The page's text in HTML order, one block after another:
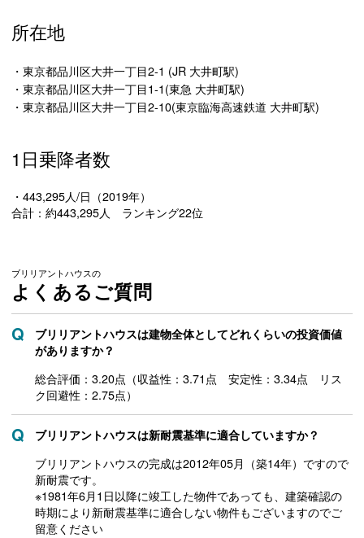
所在地
・東京都品川区大井一丁目2-1 (JR 大井町駅)
・東京都品川区大井一丁目1-1(東急 大井町駅)
・東京都品川区大井一丁目2-10(東京臨海高速鉄道 大井町駅)
1日乗降者数
・443,295人/日（2019年）
合計：約443,295人 ランキング22位
ブリリアントハウスの
よくあるご質問
ブリリアントハウスは建物全体としてどれくらいの投資価値
がありますか？
総合評価：3.20点（収益性：3.71点 安定性：3.34点 リス
ク回避性：2.75点）
ブリリアントハウスは新耐震基準に適合していますか？
ブリリアントハウスの完成は2012年05月（築14年）ですので
新耐震です。
※1981年6月1日以降に竣工した物件であっても、建築確認の
時期により新耐震基準に適合しない物件もございますのでご
留意ください